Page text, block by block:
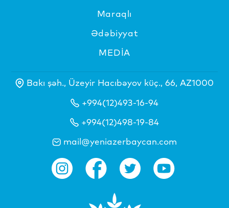
Maraqlı
Ədəbiyyat
MEDİA
Bakı şəh., Üzeyir Hacıbəyov küç., 66, AZ1000
+994(12)493-16-94
+994(12)498-19-84
mail@yeniazerbaycan.com